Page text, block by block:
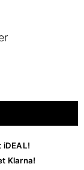
iDEAL!
Klarna!